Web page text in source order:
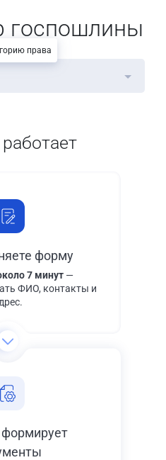
госпошлины
форму
7 минут —
ФИО, контакты и
права